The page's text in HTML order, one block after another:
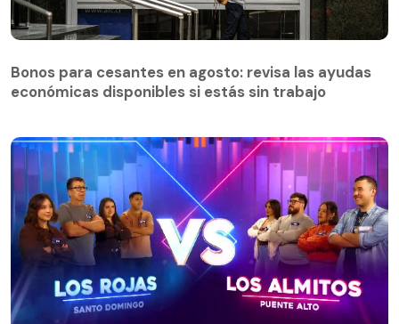
Bonos para cesantes en agosto: revisa las ayudas
económicas disponibles si estás sin trabajo